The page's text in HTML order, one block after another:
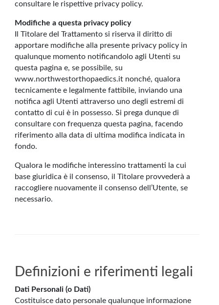
consultare le rispettive privacy policy.
Modifiche a questa privacy policy
Il Titolare del Trattamento si riserva il diritto di
apportare modifiche alla presente privacy policy in
qualunque momento notificandolo agli Utenti su
questa pagina e, se possibile, su
www.northwestorthopaedics.it nonché, qualora
tecnicamente e legalmente fattibile, inviando una
notifica agli Utenti attraverso uno degli estremi di
contatto di cui è in possesso. Si prega dunque di
consultare con frequenza questa pagina, facendo
riferimento alla data di ultima modifica indicata in
fondo.
Qualora le modifiche interessino trattamenti la cui
base giuridica è il consenso, il Titolare provvederà a
raccogliere nuovamente il consenso dell’Utente, se
necessario.
Definizioni e riferimenti legali
Dati Personali (o Dati)
Costituisce dato personale qualunque informazione